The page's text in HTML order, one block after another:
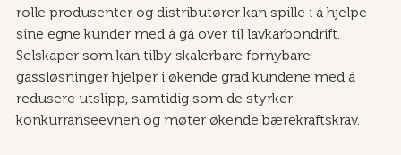
rolle produsenter og distributører kan spille i å hjelpe
sine egne kunder med å gå over til lavkarbondrift.
Selskaper som kan tilby skalerbare fornybare
gassløsninger hjelper i økende grad kundene med å
redusere utslipp, samtidig som de styrker
konkurranseevnen og møter økende bærekraftskrav.